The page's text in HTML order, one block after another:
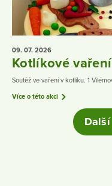
09. 07. 2026
Kotlíkové
Soutěž ve vaření v kotlíku. 1
Více o této akci